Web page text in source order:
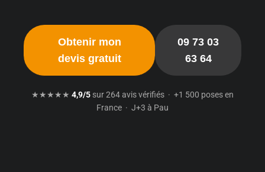
Obtenir mon
devis gratuit
09 73 03
63 64
★★★★★ 4,9/5 sur 264 avis vérifiés · +1 500 poses en
France · J+3 à Pau